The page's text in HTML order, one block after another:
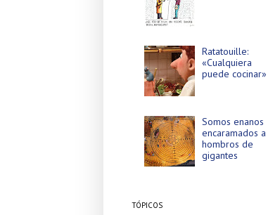
Ratatouille:
«Cualquiera
puede cocinar»
Somos enanos
encaramados a
hombros de
gigantes
TÓPICOS